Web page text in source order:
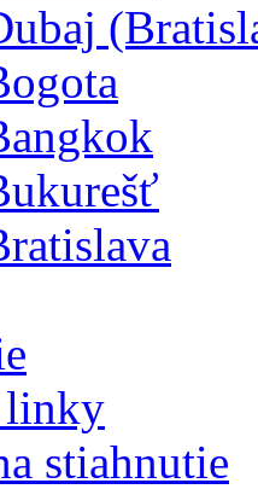
linky
stiahnutie